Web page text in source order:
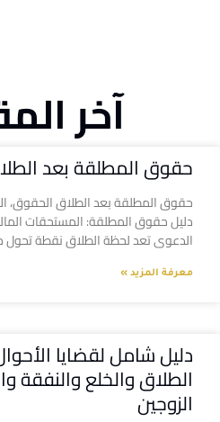
آخر
حقوق المطلقة بعد
حقوق المطلقة بعد الطلاق الحقوق،
دليل حقوق المطلقة: المستحقات
الدعوى تعد لحظة الطلاق نقطة تحول
معرفة المزيد »
دليل شامل لقضايا
الطلاق والخلع والنفقة
الزوجين